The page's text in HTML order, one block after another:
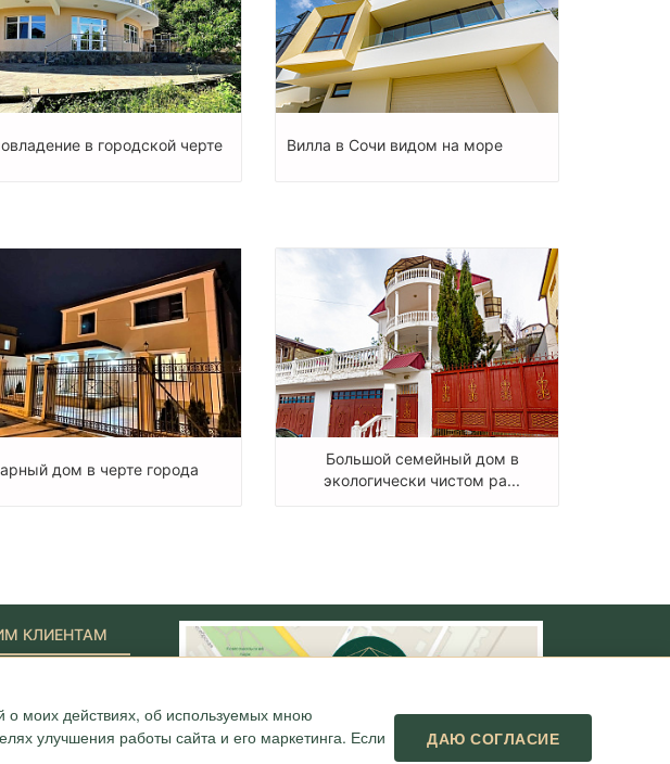
в городской черте Вилла в Сочи видом на море
дом в черте города
Большой семейный дом в
экологически чистом ра...
моих действиях, об используемых мною
улучшения работы сайта и его маркетинга. Если
ДАЮ СОГЛАСИЕ
КЛИЕНТАМ
статьи
ответ